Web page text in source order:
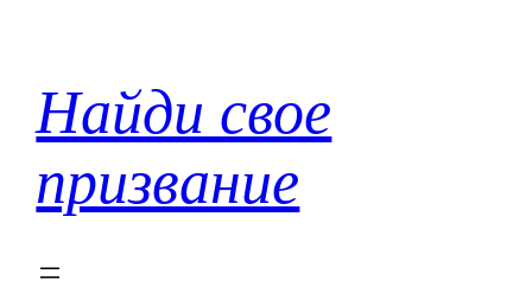
содержимому
Найди свое
призвание